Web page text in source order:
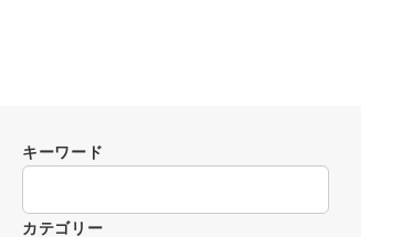
キーワード
カテゴリー